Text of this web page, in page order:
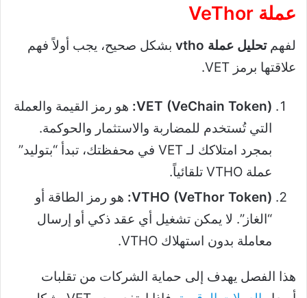
عملة VeThor
لفهمتحليل عملة vtho
بشكل صحيح، يجب أولاً فهم
علاقتها برمز VET.
VET (VeChain Token): هو رمز القيمة والعملة
التي تُستخدم للمضاربة والاستثمار والحوكمة.
بمجرد امتلاكك لـ VET في محفظتك، تبدأ “بتوليد”
عملة VTHO تلقائياً.
VTHO (VeThor Token): هو رمز الطاقة أو
“الغاز”. لا يمكن تشغيل أي عقد ذكي أو إرسال
معاملة بدون استهلاك VTHO.
هذا الفصل يهدف إلى حماية الشركات من تقلبات